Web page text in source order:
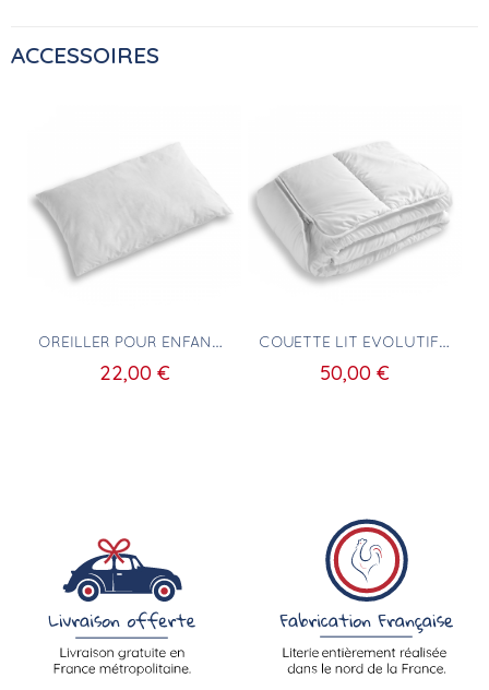
ACCESSOIRES
Aperçu rapide OREILLER POUR ENFANT HYGIÈNE PARFAITE 40X60CM
22,00 €
Aperçu rapide COUETTE LIT ÉVOLUTIF 140X150 À 140X200CM POUR ENFANT
50,00 €